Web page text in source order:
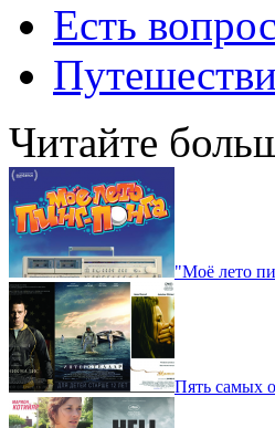
Есть вопрос
Читайте
"Моё лето
Пять самых